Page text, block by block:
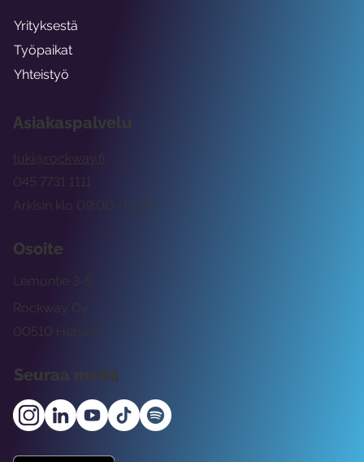
Asiakaspalvelu
tuki@rockway.fi
Arkisin klo 09:00 -15:00
045 7731 1111
Osoite
Rockway Oy
Lemuntie 3-5
00510 Helsinki
Seuraa meitä
Yrityksestä
Työpaikat
Yhteistyö